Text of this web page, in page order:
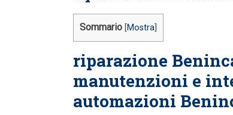
Sommario Mostra
riparazione
manutenzioni e
automazioni